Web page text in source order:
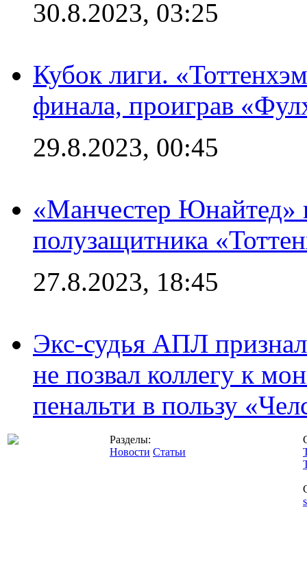
30.8.2023, 03:25
Кубок лиги.
финала, проиграв
29.8.2023, 00:45
«Манчестер Юнайтед»
полузащитника
27.8.2023, 18:45
Экс-судья АПЛ
не позвал коллегу к
пенальти в пользу
Разделы:
Новости Статьи